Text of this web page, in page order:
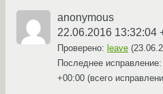
anonymous
22.06.2016 13:32:04
Проверено: leave (
Последнее
+00:00 (всего